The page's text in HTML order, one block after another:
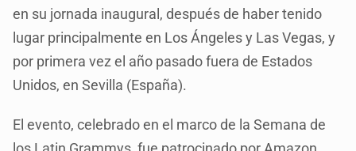
en su jornada inaugural, después de haber tenido
lugar principalmente en Los Ángeles y Las Vegas, y
por primera vez el año pasado fuera de Estados
Unidos, en Sevilla (España).
El evento, celebrado en el marco de la Semana de